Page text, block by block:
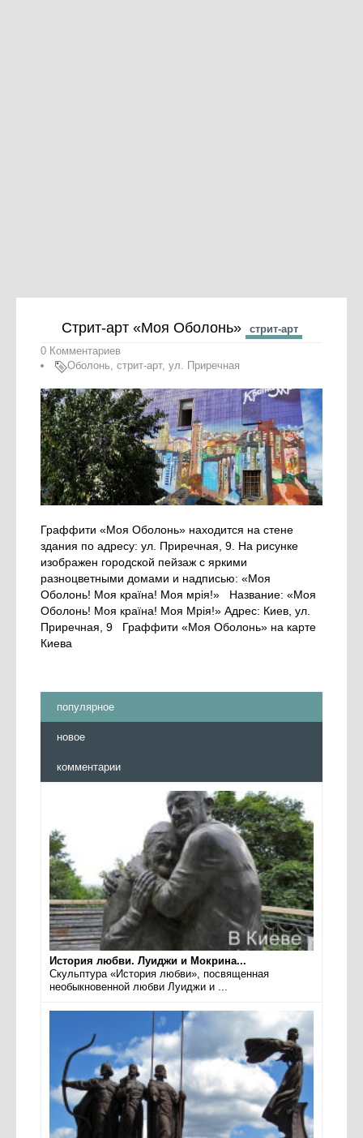
Стрит-арт «Моя Оболонь»
стрит-арт
0 Комментариев
Оболонь, стрит-арт, ул. Приречная
Граффити «Моя Оболонь» находится на стене
здания по адресу: ул. Приречная, 9. На рисунке
изображен городской пейзаж с яркими
разноцветными домами и надписью: «Моя
Оболонь! Моя країна! Моя мрія!» Название: «Моя
Оболонь! Моя країна! Моя Мрія!» Адрес: Киев, ул.
Приречная, 9 Граффити «Моя Оболонь» на карте
Киева
популярное
новое
комментарии
История любви. Луиджи и Мокрина...
Скульптура «История любви», посвященная
необыкновенной любви Луиджи и ...